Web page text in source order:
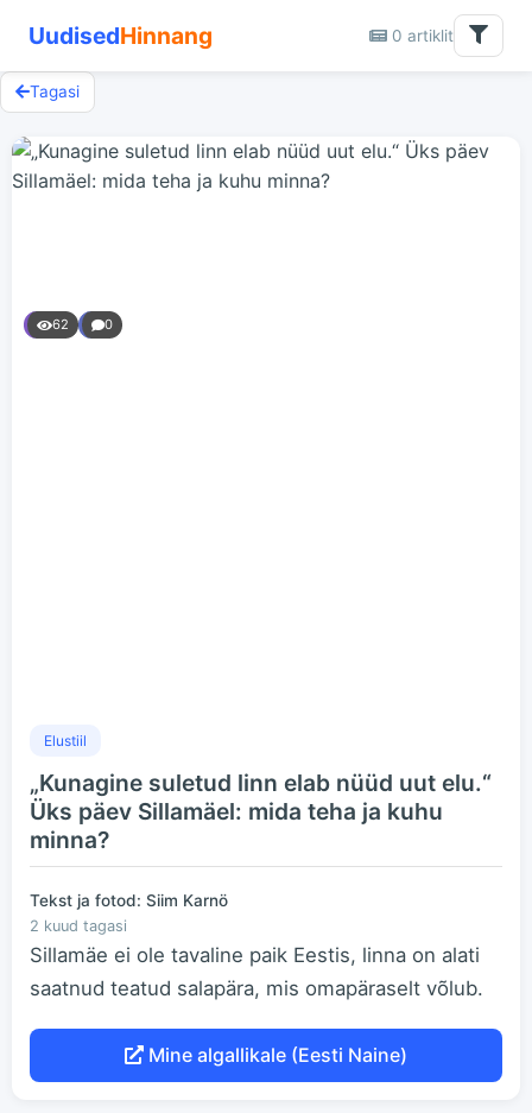
UudisedHinnang 0 artiklit
Tagasi
62 0
Elustiil
„Kunagine suletud linn elab nüüd uut elu.“
Üks päev Sillamäel: mida teha ja kuhu
minna?
Tekst ja fotod: Siim Karnö
2 kuud tagasi
Sillamäe ei ole tavaline paik Eestis, linna on alati
saatnud teatud salapära, mis omapäraselt võlub.
Mine algallikale (Eesti Naine)